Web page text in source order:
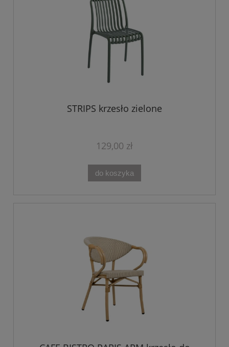
STRIPS krzesło zielone
129,00 zł
do koszyka